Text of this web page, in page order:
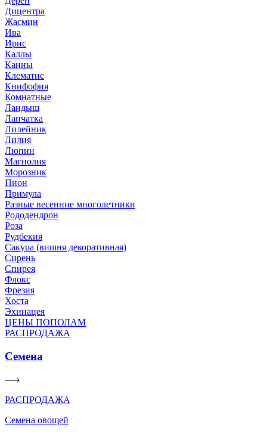
Дицентра
Жасмин
Ива
Ирис
Каллы
Канны
Клематис
Книфофия
Комнатные
Ландыш
Лапчатка
Лилейник
Лилия
Люпин
Магнолия
Морозник
Пион
Примула
Разные весенние многолетники
Рододендрон
Роза
Рудбекия
Сакура (вишня декоративная)
Сирень
Спирея
Флокс
Фрезия
Хоста
Эхинацея
ЦЕНЫ ПОПОЛАМ
РАСПРОДАЖА
Семена
РАСПРОДАЖА
Семена овощей